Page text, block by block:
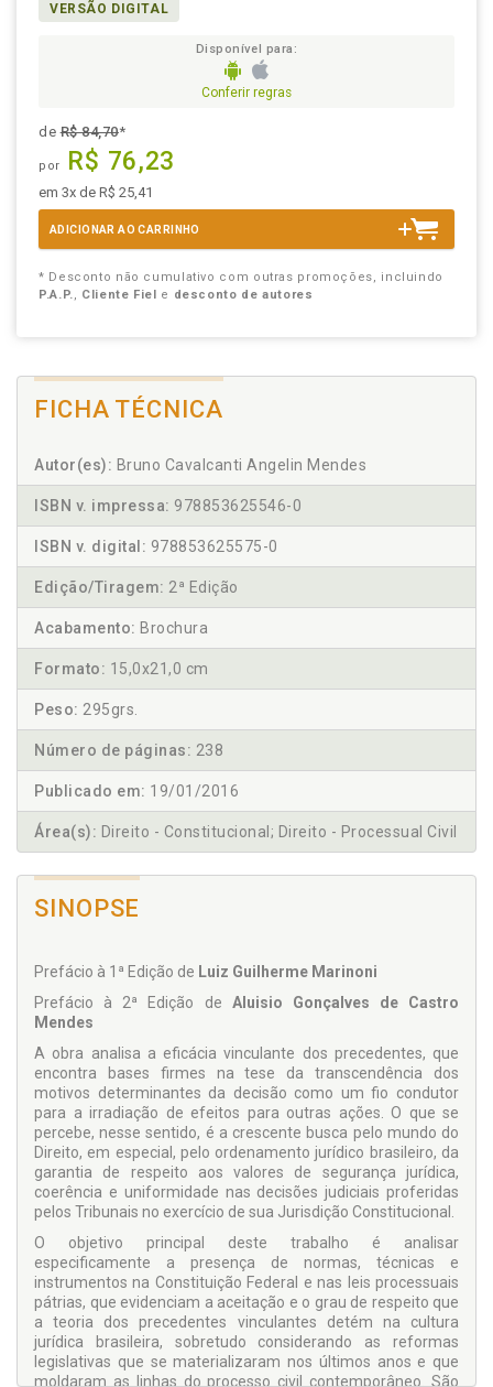
VERSÃO DIGITAL
Disponível para:
Conferir regras
deR$ 84,70*
por R$ 76,23
em 3x de R$ 25,41
ADICIONAR AO CARRINHO
* Desconto não cumulativo com outras promoções, incluindo
P.A.P., Cliente Fiel e desconto de autores
FICHA TÉCNICA
Autor(es): Bruno Cavalcanti Angelin Mendes
ISBN v. impressa: 978853625546-0
ISBN v. digital: 978853625575-0
Edição/Tiragem: 2ª Edição
Acabamento: Brochura
Formato: 15,0x21,0 cm
Peso: 295grs.
Número de páginas: 238
Publicado em: 19/01/2016
Área(s): Direito - Constitucional; Direito - Processual Civil
SINOPSE
Prefácio à 1ª Edição de Luiz Guilherme Marinoni
Prefácio à 2ª Edição de Aluisio Gonçalves de Castro
Mendes
A obra analisa a eficácia vinculante dos precedentes, que
encontra bases firmes na tese da transcendência dos
motivos determinantes da decisão como um fio condutor
para a irradiação de efeitos para outras ações. O que se
percebe, nesse sentido, é a crescente busca pelo mundo do
Direito, em especial, pelo ordenamento jurídico brasileiro, da
garantia de respeito aos valores de segurança jurídica,
coerência e uniformidade nas decisões judiciais proferidas
pelos Tribunais no exercício de sua Jurisdição Constitucional.
O objetivo principal deste trabalho é analisar
especificamente a presença de normas, técnicas e
instrumentos na Constituição Federal e nas leis processuais
pátrias, que evidenciam a aceitação e o grau de respeito que
a teoria dos precedentes vinculantes detém na cultura
jurídica brasileira, sobretudo considerando as reformas
legislativas que se materializaram nos últimos anos e que
moldaram as linhas do processo civil contemporâneo. São